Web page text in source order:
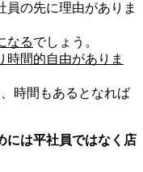
員の先に理由がありま
なるでしょう。
時間的自由がありま
時間もあるとなれば
には平社員ではなく店